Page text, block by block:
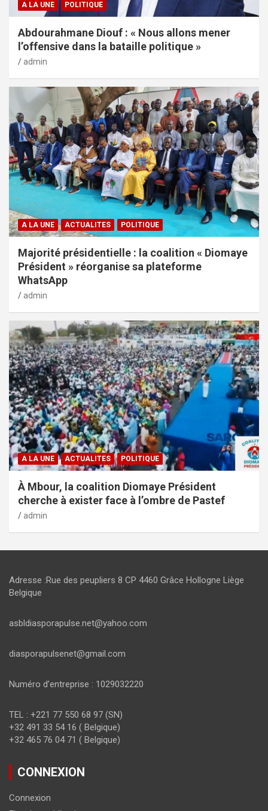
A LA UNE POLITIQUE
Abdourahmane Diouf : « Nous allons mener
l’offensive dans la bataille politique »
admin
A LA UNE ACTUALITES POLITIQUE
Majorité présidentielle : la coalition « Diomaye
Président » réorganise sa plateforme
WhatsApp
admin
A LA UNE ACTUALITES POLITIQUE
À Mbour, la coalition Diomaye Président
cherche à exister face à l’ombre de Pastef
admin
Adresse :Rue des peupliers 8 CP 4460 Grâce Hollogne Liège
Belgique
asbldiasporapulse.net@yahoo.com
diasporapulsenet@gmail.com
Numéro d’entreprise : 1029032220
TEL : +221 77 550 68 97 (SN)
+32 491 33 54 16 ( Belgique)
+32 465 76 04 71 ( Belgique)
CONNEXION
Connexion